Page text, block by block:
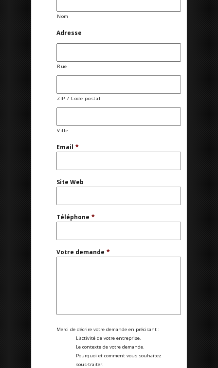
Nom
Adresse
Rue
ZIP / Code postal
Ville
Email *
Site Web
Téléphone *
Votre demande *
Merci de décrire votre demande en précisant :
L'activité de votre entreprise.
Le contexte de votre demande.
Pourquoi et comment vous souhaitez
sous-traiter.